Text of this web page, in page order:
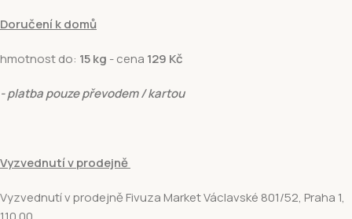
Doručení k domů
hmotnost do: 15 kg - cena 129 Kč
- platba pouze převodem / kartou
Vyzvednutí v prodejně
Vyzvednutí v prodejně Fivuza Market Václavské 801/52, Praha 1,